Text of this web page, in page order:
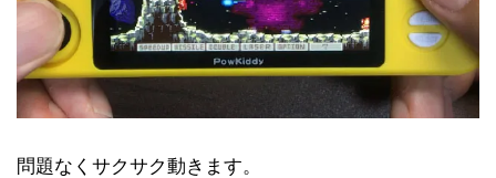
問題なくサクサク動きます。